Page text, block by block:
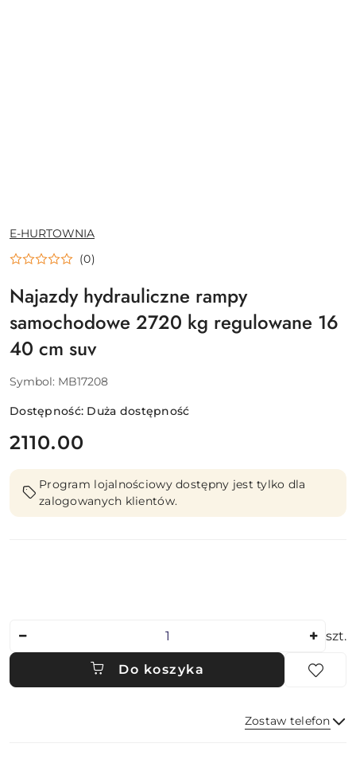
NAZWA
PRODUCENTA:
E-HURTOWNIA
(0)
Najazdy hydrauliczne rampy
samochodowe 2720 kg regulowane 16
40 cm suv
Symbol: MB17208
Dostępność: Duża dostępność
cena:
2110.00
Program lojalnościowy dostępny jest tylko dla
zalogowanych klientów.
szt.
Do koszyka
Zostaw telefon